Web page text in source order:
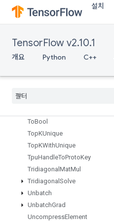
설치
TensorFlow v2.10.1
개요 Python C++
TensorScatterMax
TensorScatterMin
TensorScatterSub
TensorStridedSliceUpdate
ToBool
TopKUnique
TopKWithUnique
TpuHandleToProtoKey
Tridiagonal MatMul
Tridiagonal Solve
Unbatch
UnbatchGrad
UncompressElement